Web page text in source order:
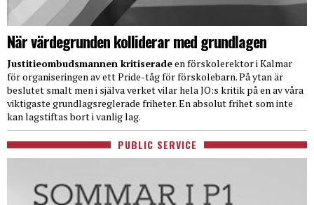
När värdegrunden kolliderar med grundlagen
Justitieombudsmannen kritiseradeen förskolerektor i Kalmar
för organiseringen av ett Pride-tåg för förskolebarn. På ytan är
beslutet smalt men i själva verket vilar hela JO:s kritik på en av våra
viktigaste grundlagsreglerade friheter. En absolut frihet som inte
kan lagstiftas bort i vanlig lag.
PUBLIC SERVICE